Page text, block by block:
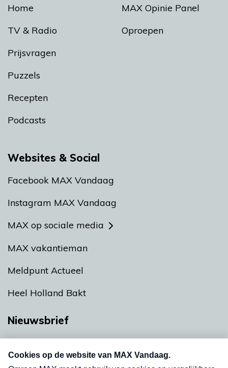
Home
TV & Radio
Prijsvragen
Puzzels
Recepten
Podcasts
MAX Opinie Panel
Oproepen
Websites & Social
Facebook MAX Vandaag
Instagram MAX Vandaag
MAX op sociale media
MAX vakantieman
Meldpunt Actueel
Heel Holland Bakt
Nieuwsbrief
nieuwsbrief. Elke vrijdag- en dinsdagochtend in